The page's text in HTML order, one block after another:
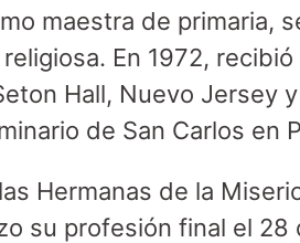
maestra de primaria,
En 1972,
Hall, Nuevo Jersey
de San Carlos en
Hermanas de la
su profesión final el 28